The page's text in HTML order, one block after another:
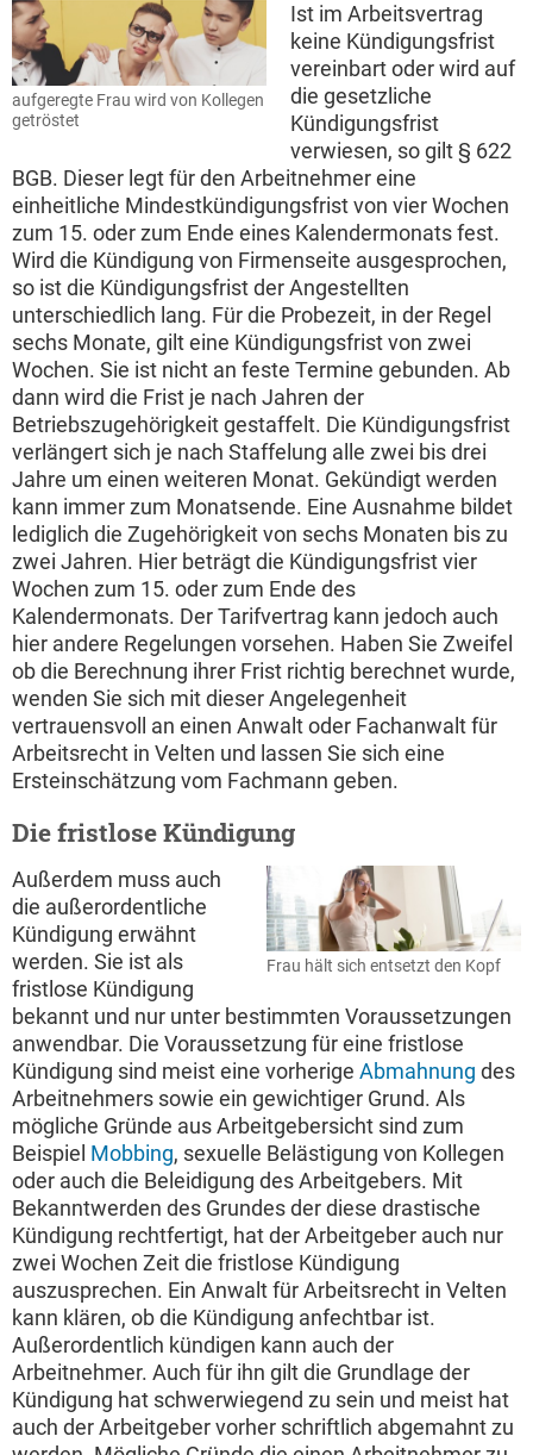
aufgeregte Frau wird von Kollegen
getröstet
Ist im Arbeitsvertrag
keine Kündigungsfrist
vereinbart oder wird auf
die gesetzliche
Kündigungsfrist
verwiesen, so gilt § 622
BGB. Dieser legt für den Arbeitnehmer eine
einheitliche Mindestkündigungsfrist von vier Wochen
zum 15. oder zum Ende eines Kalendermonats fest.
Wird die Kündigung von Firmenseite ausgesprochen,
so ist die Kündigungsfrist der Angestellten
unterschiedlich lang. Für die Probezeit, in der Regel
sechs Monate, gilt eine Kündigungsfrist von zwei
Wochen. Sie ist nicht an feste Termine gebunden. Ab
dann wird die Frist je nach Jahren der
Betriebszugehörigkeit gestaffelt. Die Kündigungsfrist
verlängert sich je nach Staffelung alle zwei bis drei
Jahre um einen weiteren Monat. Gekündigt werden
kann immer zum Monatsende. Eine Ausnahme bildet
lediglich die Zugehörigkeit von sechs Monaten bis zu
zwei Jahren. Hier beträgt die Kündigungsfrist vier
Wochen zum 15. oder zum Ende des
Kalendermonats. Der Tarifvertrag kann jedoch auch
hier andere Regelungen vorsehen. Haben Sie Zweifel
ob die Berechnung ihrer Frist richtig berechnet wurde,
wenden Sie sich mit dieser Angelegenheit
vertrauensvoll an einen Anwalt oder Fachanwalt für
Arbeitsrecht in Velten und lassen Sie sich eine
Ersteinschätzung vom Fachmann geben.
Die fristlose Kündigung
Frau hält sich entsetzt den Kopf
Außerdem muss auch
die außerordentliche
Kündigung erwähnt
werden. Sie ist als
fristlose Kündigung
bekannt und nur unter bestimmten Voraussetzungen
anwendbar. Die Voraussetzung für eine fristlose
Kündigung sind meist eine vorherige Abmahnung des
Arbeitnehmers sowie ein gewichtiger Grund. Als
mögliche Gründe aus Arbeitgebersicht sind zum
Beispiel Mobbing, sexuelle Belästigung von Kollegen
oder auch die Beleidigung des Arbeitgebers. Mit
Bekanntwerden des Grundes der diese drastische
Kündigung rechtfertigt, hat der Arbeitgeber auch nur
zwei Wochen Zeit die fristlose Kündigung
auszusprechen. Ein Anwalt für Arbeitsrecht in Velten
kann klären, ob die Kündigung anfechtbar ist.
Außerordentlich kündigen kann auch der
Arbeitnehmer. Auch für ihn gilt die Grundlage der
Kündigung hat schwerwiegend zu sein und meist hat
auch der Arbeitgeber vorher schriftlich abgemahnt zu